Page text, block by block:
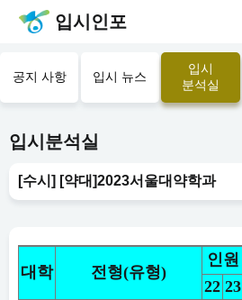
입시인포
공지 사항 입시 뉴스
입시
분석실
입시분석실
[수시] [약대]2023서울대약학과
대학 전형(유형)
인원
22 23